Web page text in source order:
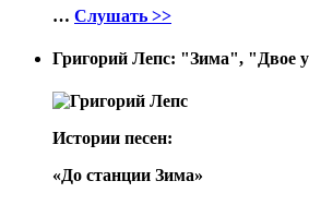
… Слушать >>
Григорий Лепс: "Зима", "Двое
Истории песен:
«До станции Зима»